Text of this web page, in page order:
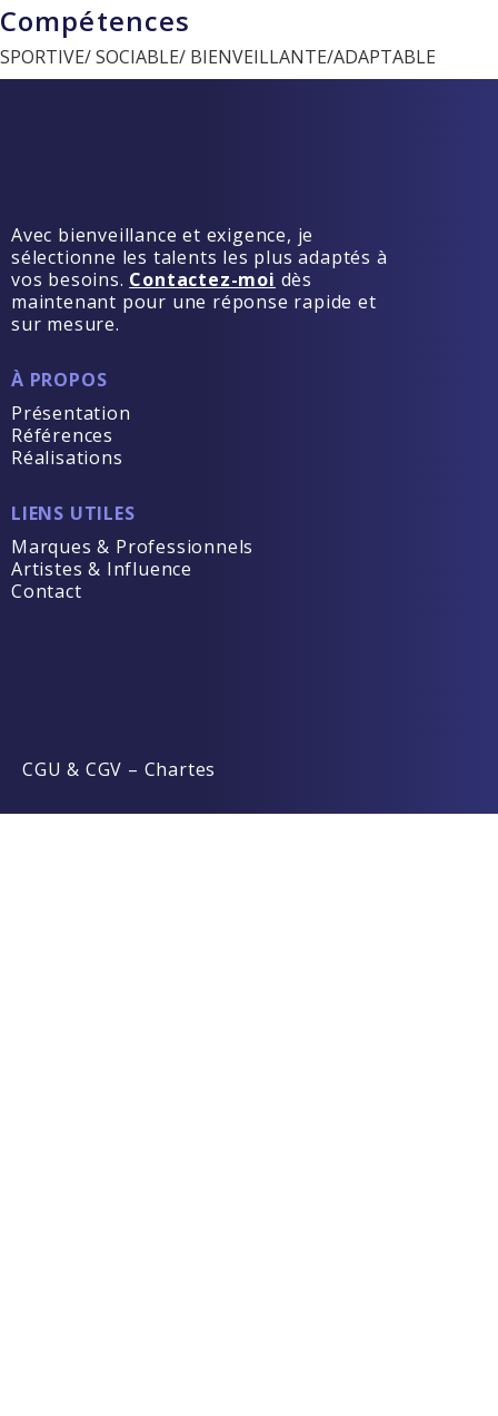
Compétences
SPORTIVE/ SOCIABLE/ BIENVEILLANTE/ADAPTABLE
Avec bienveillance et exigence, je
sélectionne les talents les plus adaptés à
vos besoins. Contactez-moi dès
maintenant pour une réponse rapide et
sur mesure.
À PROPOS
Présentation
Références
Réalisations
LIENS UTILES
Marques & Professionnels
Artistes & Influence
Contact
CGU & CGV – Chartes